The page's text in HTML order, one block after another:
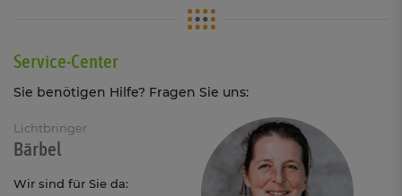
Service-Center
Sie benötigen Hilfe? Fragen Sie uns:
Lichtbringer
Bärbel
Wir sind für Sie da: